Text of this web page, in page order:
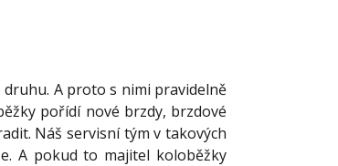
druhu. A proto s nimi pravidelně
pořídí nové brzdy, brzdové
Náš servisní tým v takových
A pokud to majitel koloběžky